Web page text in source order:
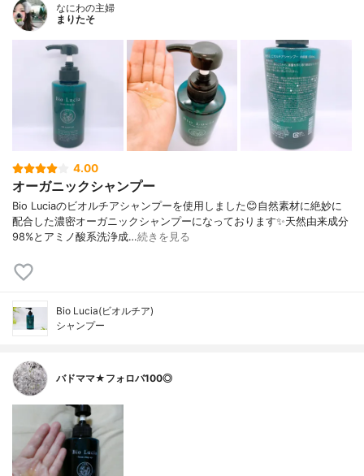
なにわの主婦
まりたそ
4.00
オーガニックシャンプー
Bio Luciaのビオルチアシャンプーを使用しました😊自然素材に絶妙に
配合した濃密オーガニックシャンプーになっております✨天然由来成分
98%とアミノ酸系洗浄成…続きを見る
Bio Lucia(ビオルチア)
シャンプー
バドママ★フォロバ100◎